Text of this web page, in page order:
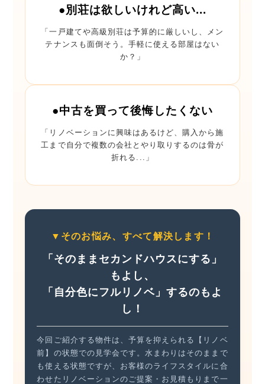
●別荘は欲しいけれど高い...
「一戸建てや高級別荘は予算的に厳しいし、メン
テナンスも面倒そう。手軽に使える部屋はない
か？」
●中古を買って後悔したくない
「リノベーションに興味はあるけど、購入から施
工まで自分で複数の会社とやり取りするのは骨が
折れる...」
▼そのお悩み、すべて解決します！
「そのままセカンドハウスにする」
もよし、
「自分色にフルリノベ」するのもよ
し！
今回ご紹介する物件は、予算を抑えられる【リノベ
前】の状態での見学会です。水まわりはそのままで
も使える状態ですが、お客様のライフスタイルに合
わせたリノベーションのご提案・お見積もりまで一